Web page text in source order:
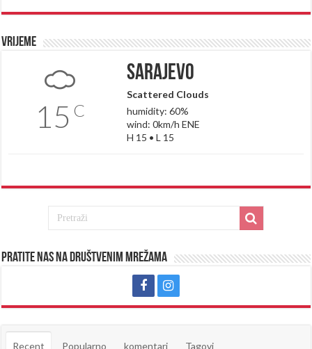
Vrijeme
15 C
Sarajevo
Scattered Clouds
humidity: 60%
wind: 0km/h ENE
H 15 • L 15
Pratite nas na društvenim mrežama
Recent Popularno komentari Tagovi